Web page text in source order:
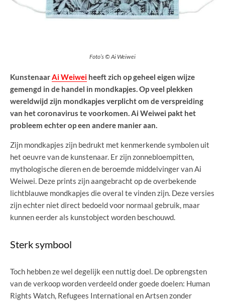
Foto’s © Ai Weiwei
KunstenaarAi Weiwei heeft zich op geheel eigen wijze
gemengd in de handel in mondkapjes. Op veel plekken
wereldwijd zijn mondkapjes verplicht om de verspreiding
van het coronavirus te voorkomen. Ai Weiwei pakt het
probleem echter op een andere manier aan.
Zijn mondkapjes zijn bedrukt met kenmerkende symbolen uit
het oeuvre van de kunstenaar. Er zijn zonnebloempitten,
mythologische dieren en de beroemde middelvinger van Ai
Weiwei. Deze prints zijn aangebracht op de overbekende
lichtblauwe mondkapjes die overal te vinden zijn. Deze versies
zijn echter niet direct bedoeld voor normaal gebruik, maar
kunnen eerder als kunstobject worden beschouwd.
Sterk symbool
Toch hebben ze wel degelijk een nuttig doel. De opbrengsten
van de verkoop worden verdeeld onder goede doelen: Human
Rights Watch, Refugees International en Artsen zonder